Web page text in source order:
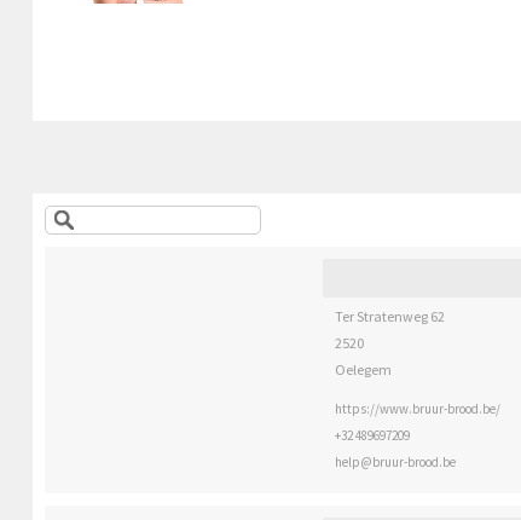
Ter Stratenweg 62
2520
Oelegem
https://www.bruur-brood.be/
+32 489697209
help@bruur-brood.be